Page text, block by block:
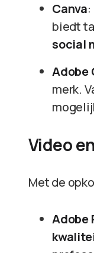
Canva
biedt
social
Adobe
merk.
Video
Met de
Adobe